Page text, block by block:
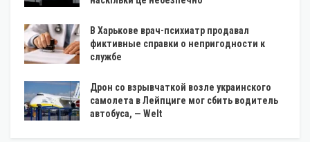
В Харькове врач-психиатр продавал
фиктивные справки о непригодности к
службе
Дрон со взрывчаткой возле украинского
самолета в Лейпциге мог сбить водитель
автобуса, — Welt